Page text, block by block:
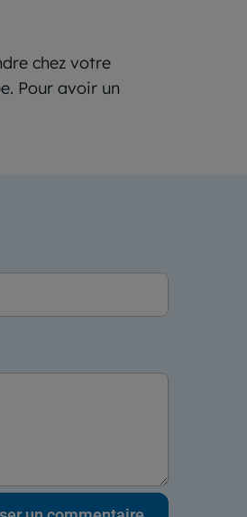
chez votre
Pour avoir un